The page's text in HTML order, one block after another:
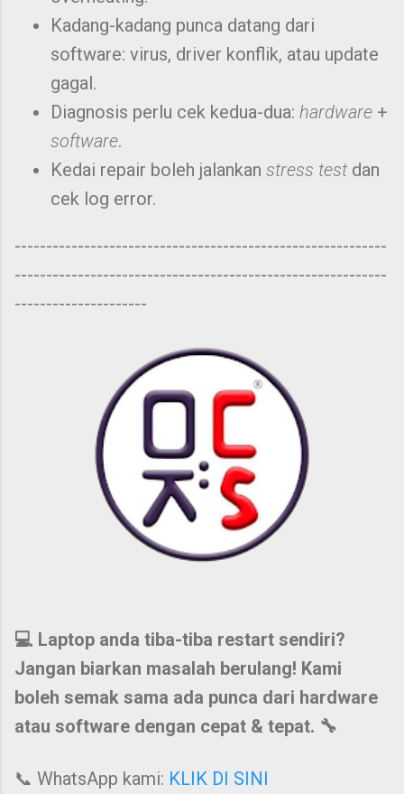
Kadang-kadang punca datang dari
software: virus, driver konflik, atau update
gagal.
Diagnosis perlu cek kedua-dua: hardware +
software.
Kedai repair boleh jalankan stress test dan
cek log error.
-----------------------------------------------------------
-----------------------------------------------------------
---------------------
💻 Laptop anda tiba-tiba restart sendiri?
Jangan biarkan masalah berulang! Kami
boleh semak sama ada punca dari hardware
atau software dengan cepat & tepat. 🔧
📞 WhatsApp kami: KLIK DI SINI